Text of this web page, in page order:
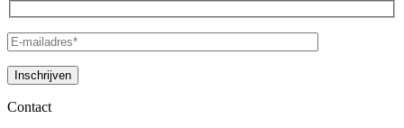
Contact